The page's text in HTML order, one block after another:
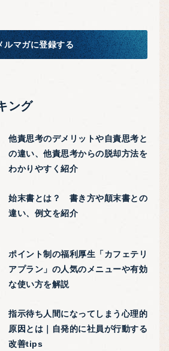
ルマガに登録する
ング
他責思考のデメリットや自責思考と
の違い、他責思考からの脱却方法を
わかりやすく紹介
始末書とは？ 書き方や顛末書との
違い、例文を紹介
ポイント制の福利厚生「カフェテリ
アプラン」の人気のメニューや有効
な使い方を解説
指示待ち人間になってしまう心理的
原因とは｜自発的に社員が行動する
改善tips